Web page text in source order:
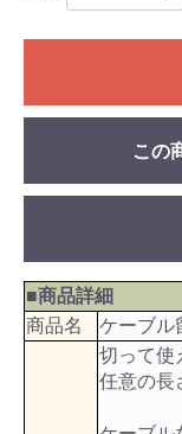
この
■商品詳細
商品名
ケーブル
切って使
任意の長